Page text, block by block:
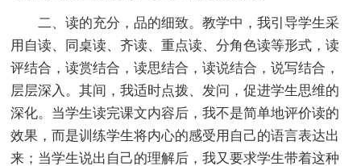
二、读的充分，品的细致。教学中，我引导学生采
用自读、同桌读、齐读、重点读、分角色读等形式，读
评结合，读赏结合，读思结合，读说结合，说写结合，
层层深入。其间，我适时点拨、发问，促进学生思维的
深化。当学生读完课文内容后，我不是简单地评价读的
效果，而是训练学生将内心的感受用自己的语言表达出
来；当学生说出自己的理解后，我又要求学生带着这种